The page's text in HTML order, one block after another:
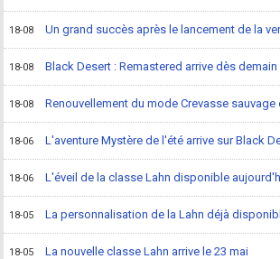
18-08 Un grand succès après le lancement de la
18-08 Black Desert : Remastered arrive dès demain
18-08 Renouvellement du mode Crevasse sauvage
18-06 L'aventure Mystère de l'été arrive sur Black
18-06 L'éveil de la classe Lahn disponible
18-05 La personnalisation de la Lahn déjà
18-05 La nouvelle classe Lahn arrive le 23 mai